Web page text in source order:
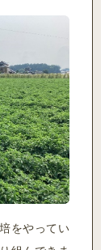
をやってい